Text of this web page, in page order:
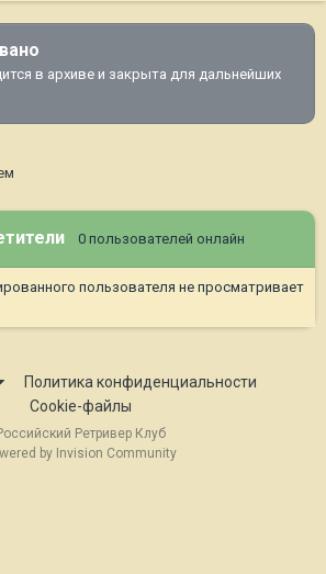
в архиве и закрыта для дальнейших
0 пользователей онлайн
пользователя не просматривает
Политика конфиденциальности
Cookie-файлы
Ретривер Клуб
by Invision Community